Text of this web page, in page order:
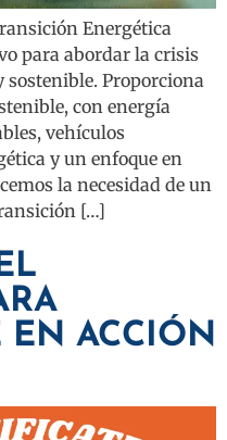
Energética
para abordar la crisis
sostenible. Proporciona
con energía
vehículos
y un enfoque en
la necesidad de un
[…]
EN ACCIÓN